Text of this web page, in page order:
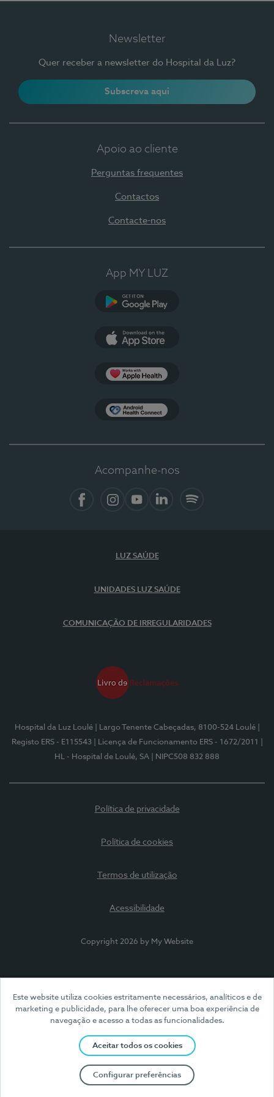
Este website utiliza cookies estritamente necessários, analíticos e de
marketing e publicidade, para lhe oferecer uma boa experiência de
navegação e acesso a todas as funcionalidades.
Aceitar todos os cookies
Configurar preferências
Newsletter
Quer receber a newsletter do Hospital da Luz?
Subscreva aqui
Apoio ao cliente
Perguntas frequentes
Contactos
Contacte-nos
App MY LUZ
Acompanhe-nos
LUZ SAÚDE
UNIDADES LUZ SAÚDE
COMUNICAÇÃO DE IRREGULARIDADES
Hospital da Luz Loulé | Largo Tenente Cabeçadas, 8100-524 Loulé
Registo ERS - E115543
| Licença de Funcionamento ERS - 1672/2011
HL - Hospital de Loulé, SA
| NIPC508 832 888
Política de privacidade
Política de cookies
Termos de utilização
Acessibilidade
Copyright 2026 by My Website